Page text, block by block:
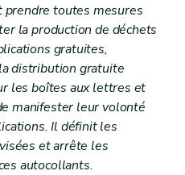
prendre toutes mesures
la production de déchets
gratuites,
distribution gratuite
les boîtes aux lettres et
manifester leur volonté
Il définit les
et arrête les
autocollants.